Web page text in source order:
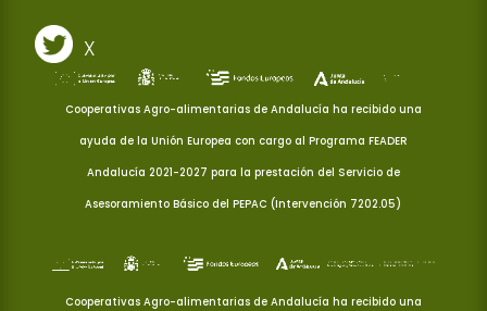
X
Cooperativas Agro-alimentarias de Andalucía ha recibido una
ayuda de la Unión Europea con cargo al Programa FEADER
Andalucía 2021-2027 para la prestación del Servicio de
Asesoramiento Básico del PEPAC (Intervención 7202.05)
Cooperativas Agro-alimentarias de Andalucía ha recibido una